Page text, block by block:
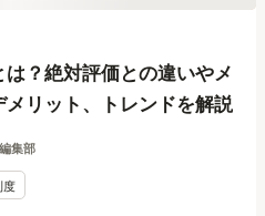
？絶対評価との違いやメ
メリット、トレンドを解説
集部
度